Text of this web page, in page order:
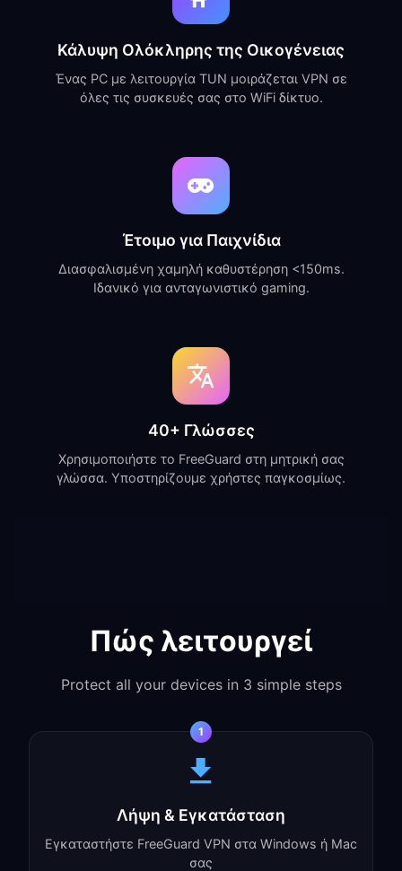
Κάλυψη Ολόκληρης της Οικογένειας
Ένας PC με λειτουργία TUN μοιράζεται VPN σε
όλες τις συσκευές σας στο WiFi δίκτυο.
Έτοιμο για Παιχνίδια
Διασφαλισμένη χαμηλή καθυστέρηση <150ms.
Ιδανικό για ανταγωνιστικό gaming.
40+ Γλώσσες
Χρησιμοποιήστε το FreeGuard στη μητρική σας
γλώσσα. Υποστηρίζουμε χρήστες παγκοσμίως.
Πώς λειτουργεί
Protect all your devices in 3 simple steps
1
Λήψη & Εγκατάσταση
Εγκαταστήστε FreeGuard VPN στα Windows ή Mac
σας